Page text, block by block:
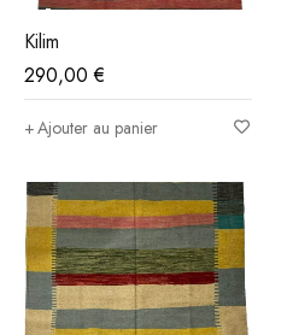
Kilim
290,00€
Ajouter au panier